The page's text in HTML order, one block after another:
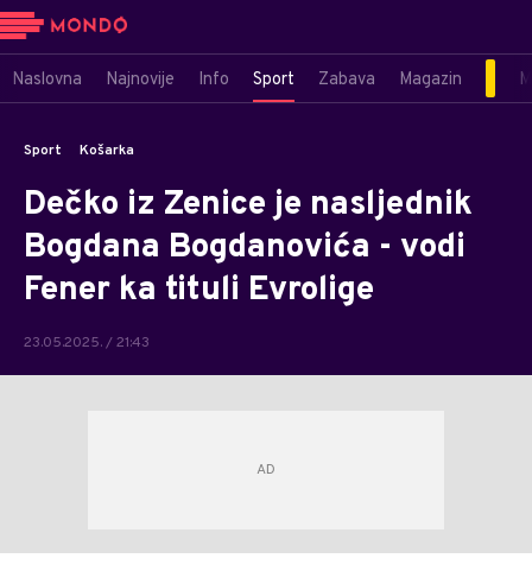
Naslovna Najnovije Info Sport Zabava Magazin
Sport Košarka
Dečko iz Zenice je nasljednik
Bogdana Bogdanovića - vodi
Fener ka tituli Evrolige
23.05.2025. / 21:43